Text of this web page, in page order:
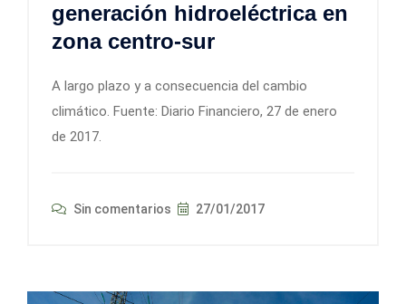
generación hidroeléctrica en
zona centro-sur
A largo plazo y a consecuencia del cambio
climático. Fuente: Diario Financiero, 27 de enero
de 2017.
Sin comentarios 27/01/2017